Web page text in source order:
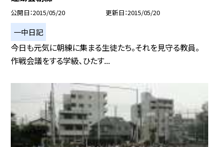
公開日 2015/05/20 更新日 2015/05/20
一中日記
今日も元気に朝練に集まる生徒たち。それを見守る教員。
作戦会議をする学級、ひたす...